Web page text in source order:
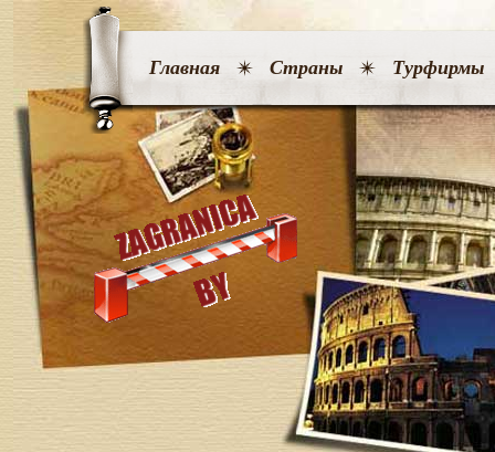
Главная Страны Турфирмы